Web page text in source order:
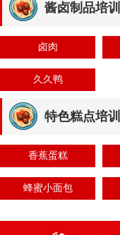
酱卤制品培训
卤肉
久久鸭
特色糕点培训
香蕉蛋糕
蜂蜜小面包